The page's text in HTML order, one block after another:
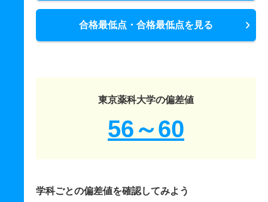
合格最低点・合格最低点を見る
東京薬科大学の偏差値
56～60
学科ごとの偏差値を確認してみよう